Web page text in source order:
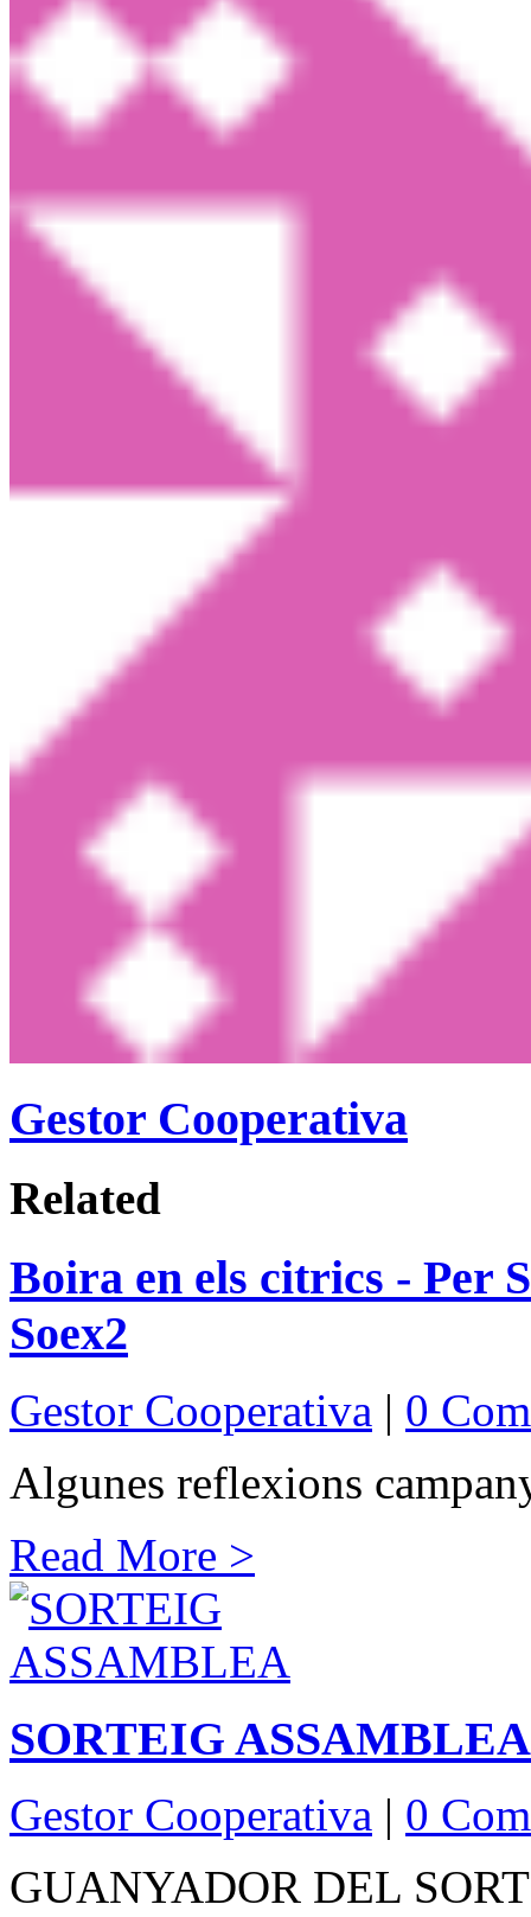
Gestor Cooperativa
Related
Boira en els citrics - Per
Soex2
Gestor Cooperativa | 0
Algunes reflexions
Read More >
SORTEIG ASSAMBLEA
Gestor Cooperativa | 0
GUANYADOR DEL